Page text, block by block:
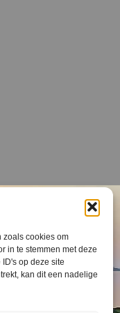
zoals cookies om
in te stemmen met deze
op deze site
kan dit een nadelige